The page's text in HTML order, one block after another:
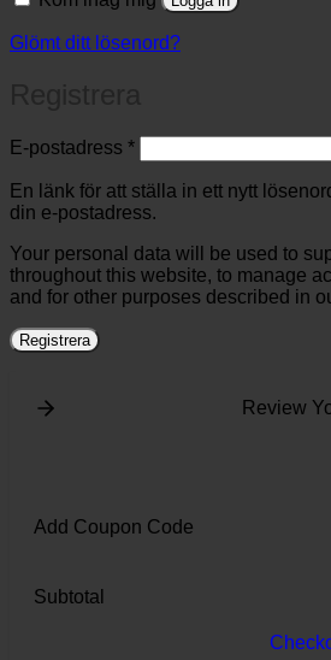
Glömt ditt lösenord?
E-postadress *Obligatoriskt
En länk för att ställa in ett nytt
din e-postadress.
Your personal data will be used to
throughout this website, to manage
and for other purposes described in
Registrera
Review
Add Coupon Code
Subtotal